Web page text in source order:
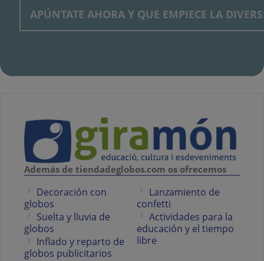
Además de tiendadeglobos.com os ofrecemos
Decoración con
globos
Suelta y lluvia de
globos
Inflado y reparto de
globos publicitarios
Lanzamiento de
confetti
Actividades para la
educación y el tiempo
libre